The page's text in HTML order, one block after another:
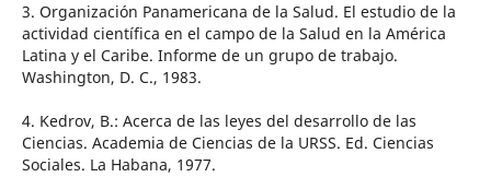
3. Organización Panamericana de la Salud. El estudio de la
actividad científica en el campo de la Salud en la América
Latina y el Caribe. Informe de un grupo de trabajo.
Washington, D. C., 1983.
4. Kedrov, B.: Acerca de las leyes del desarrollo de las
Ciencias. Academia de Ciencias de la URSS. Ed. Ciencias
Sociales. La Habana, 1977.